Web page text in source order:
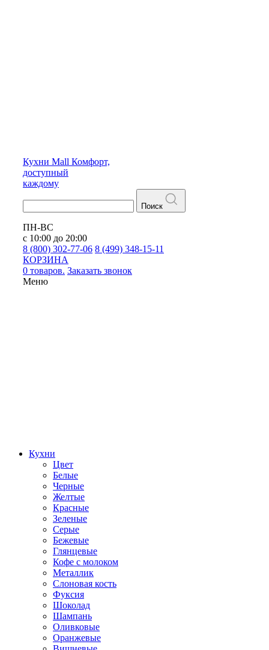
Кухни Mall Комфорт,
доступный
каждому
Поиск
ПН-ВС
с 10:00 до 20:00
8 (800) 302-77-06 8 (499) 348-15-11
КОРЗИНА
0 товаров. Заказать звонок
Меню
Кухни
Цвет
Белые
Черные
Желтые
Красные
Зеленые
Серые
Бежевые
Глянцевые
Кофе с молоком
Металлик
Слоновая кость
Фуксия
Шоколад
Шампань
Оливковые
Оранжевые